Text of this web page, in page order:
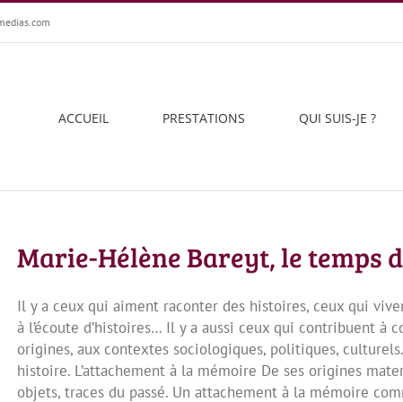
ACCUEIL PRESTATIONS QUI SUIS-JE ?
Marie-Hélène Bareyt, le temps
Il y a ceux qui aiment raconter des histoires, ceux qui
à l’écoute d’histoires… Il y a aussi ceux qui contribuent à
origines, aux contextes sociologiques, politiques,
histoire. L’attachement à la mémoire De ses origines
objets, traces du passé. Un attachement à la mémoire